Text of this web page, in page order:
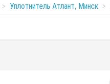
Уплотнитель Атлант, Минск